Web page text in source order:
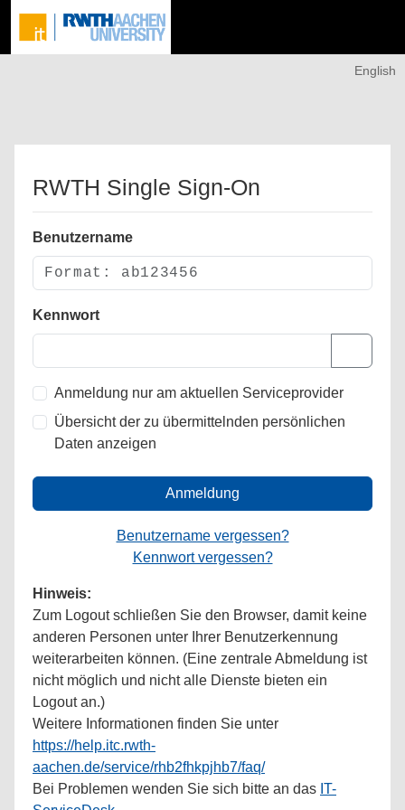
English
RWTH Single Sign-On
Benutzername
Kennwort
Anmeldung nur am aktuellen Serviceprovider
Übersicht der zu übermittelnden persönlichen
Daten anzeigen
Anmeldung
Benutzername vergessen?
Kennwort vergessen?
Hinweis:
Zum Logout schließen Sie den Browser, damit keine
anderen Personen unter Ihrer Benutzerkennung
weiterarbeiten können. (Eine zentrale Abmeldung ist
nicht möglich und nicht alle Dienste bieten ein
Logout an.)
Weitere Informationen finden Sie unter
https://help.itc.rwth-
aachen.de/service/rhb2fhkpjhb7/faq/
Bei Problemen wenden Sie sich bitte an das IT-